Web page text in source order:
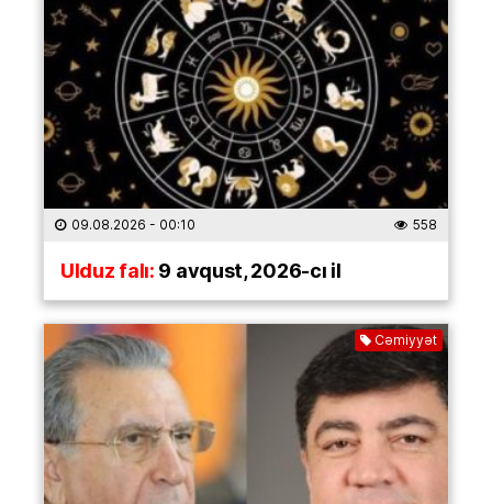
09.08.2026 - 00:10 558
Ulduz falı:9 avqust, 2026-cı il
Cəmiyyət